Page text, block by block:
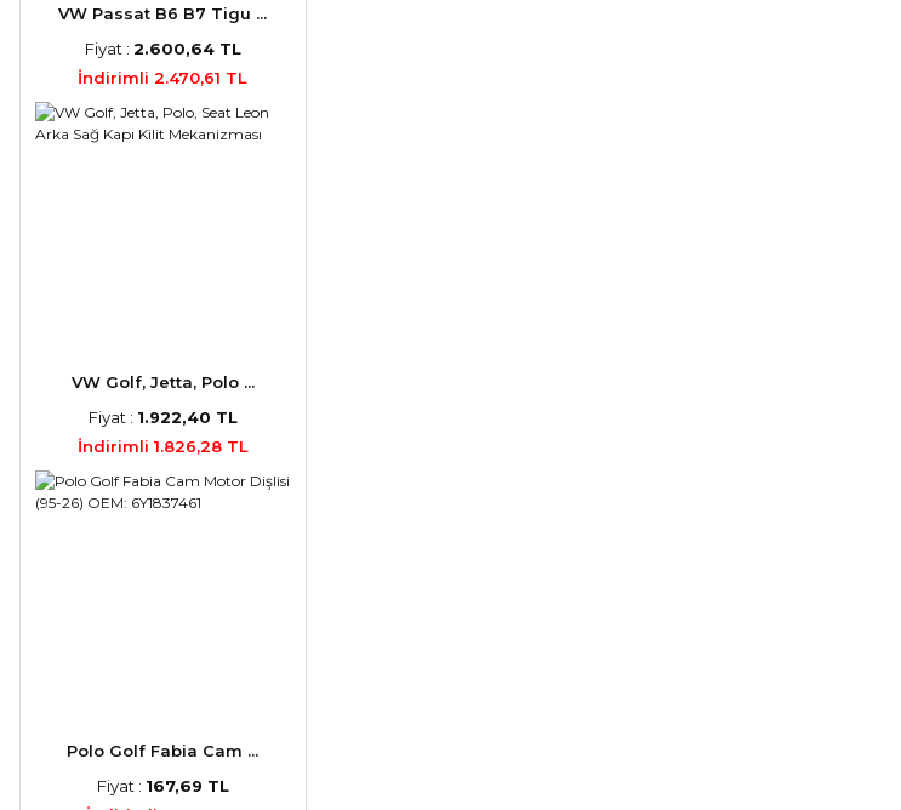
VW Passat B6 B7 Tigu ...
Fiyat : 2.600,64 TL
İndirimli 2.470,61 TL
VW Golf, Jetta, Polo ...
Fiyat : 1.922,40 TL
İndirimli 1.826,28 TL
Polo Golf Fabia Cam ...
Fiyat : 167,69 TL